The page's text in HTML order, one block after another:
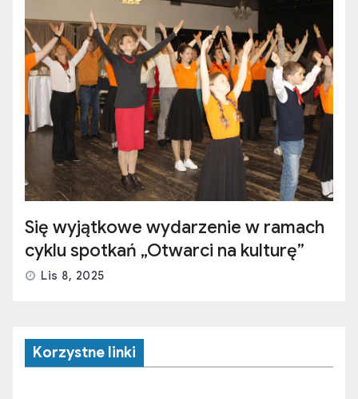
Się wyjątkowe wydarzenie w ramach
cyklu spotkań „Otwarci na kulturę”
Lis 8, 2025
Korzystne linki